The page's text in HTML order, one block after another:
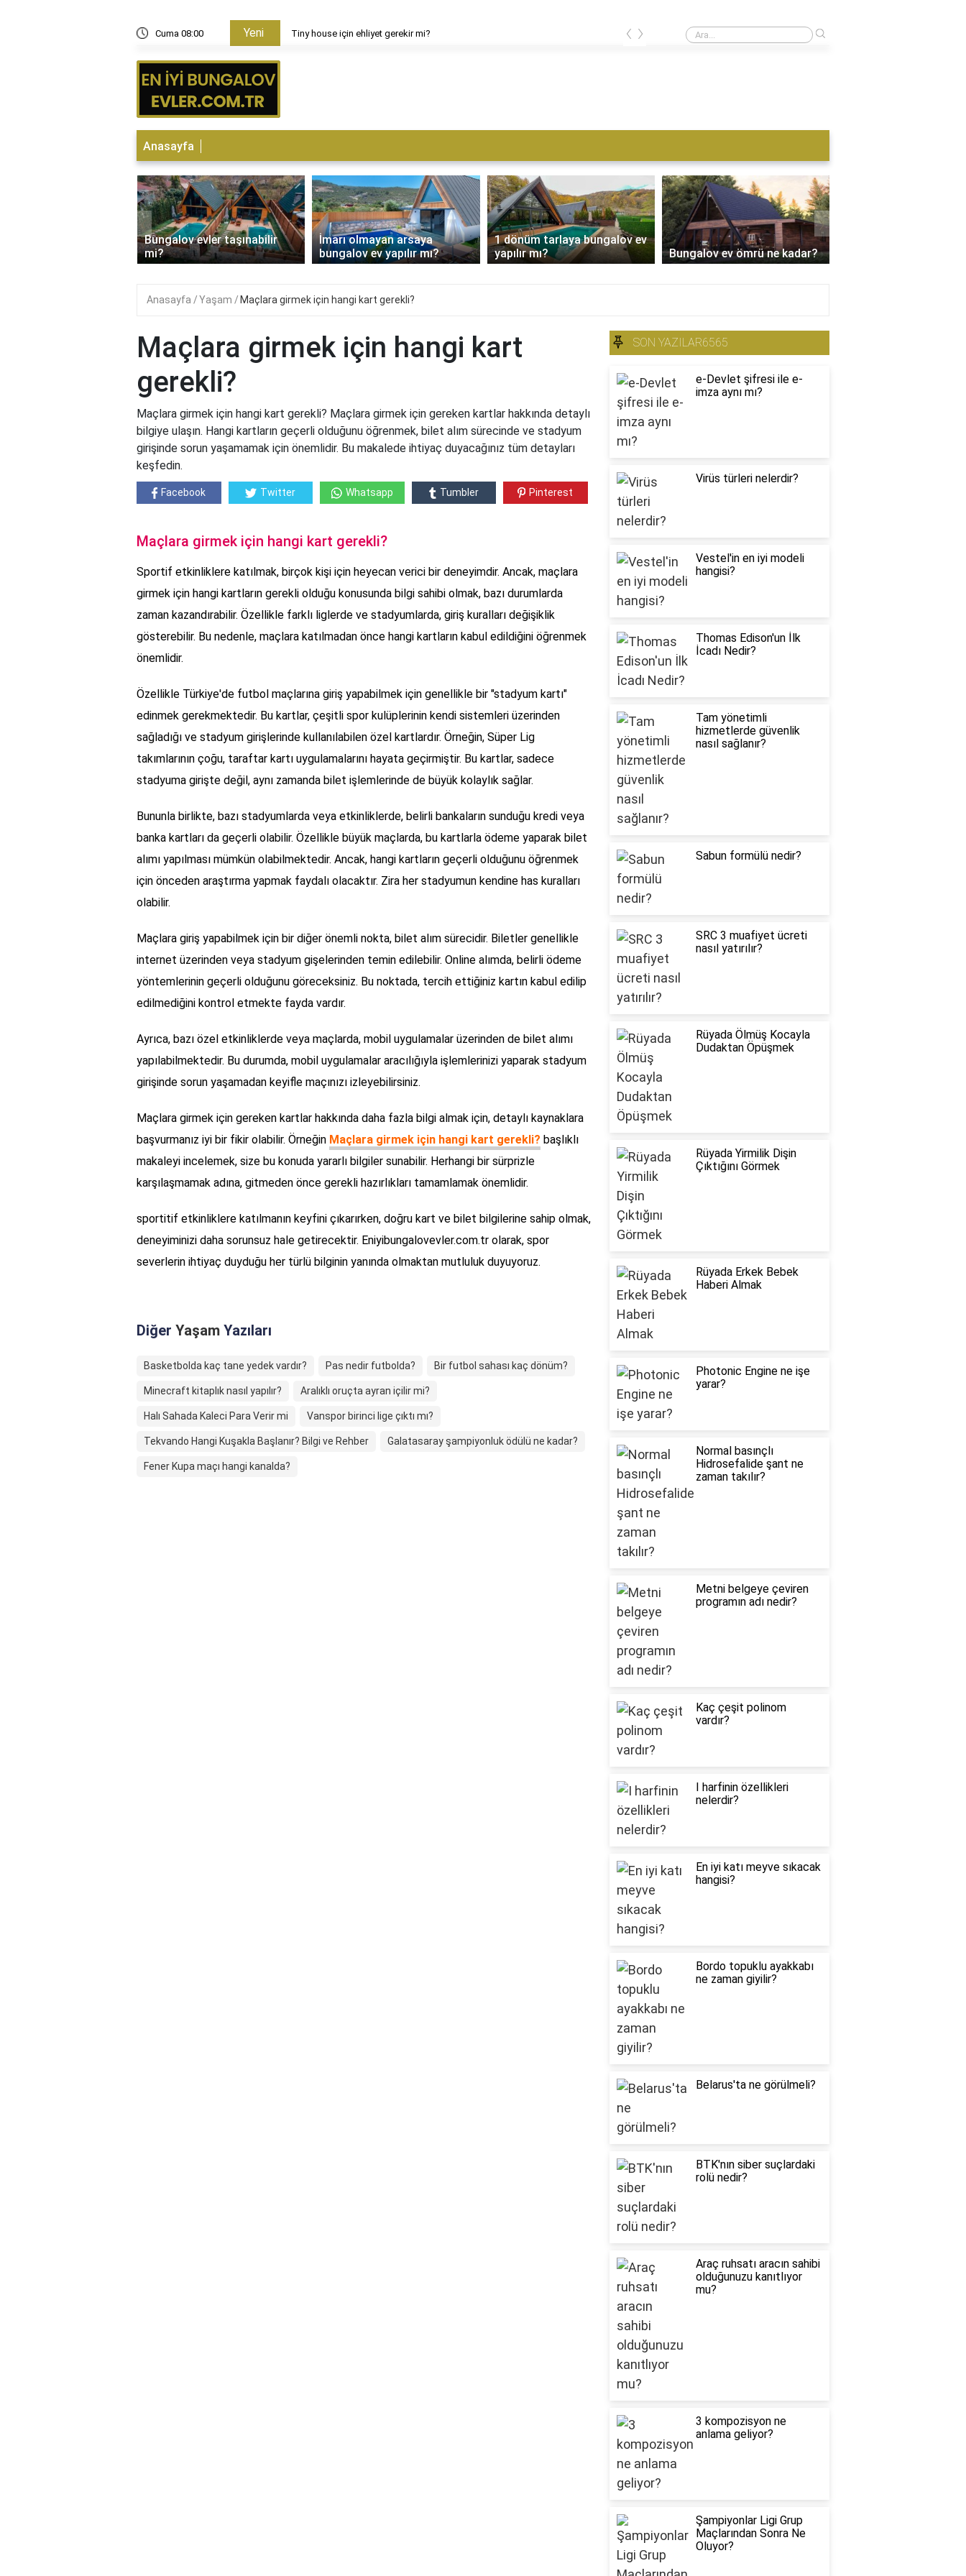
Cuma 08:00 Yeni Tiny house için ehliyet gerekir mi? Konteyner için nereye başvurulur?
‹ ›
Anasayfa
Bungalov evler taşınabilir
mi?
İmarı olmayan arsaya
bungalov ev yapılır mı?
1 dönüm tarlaya bungalov ev
yapılır mı?
Bungalov ev ömrü ne kadar?
‹ ›
Anasayfa Yaşam Maçlara girmek için hangi kart gerekli?
Maçlara girmek için hangi kart
gerekli?
Maçlara girmek için hangi kart gerekli? Maçlara girmek için gereken kartlar hakkında detaylı
bilgiye ulaşın. Hangi kartların geçerli olduğunu öğrenmek, bilet alım sürecinde ve stadyum
girişinde sorun yaşamamak için önemlidir. Bu makalede ihtiyaç duyacağınız tüm detayları
keşfedin.
Facebook Twitter Whatsapp Tumbler Pinterest
Maçlara girmek için hangi kart gerekli?
Sportif etkinliklere katılmak, birçok kişi için heyecan verici bir deneyimdir. Ancak, maçlara
girmek için hangi kartların gerekli olduğu konusunda bilgi sahibi olmak, bazı durumlarda
zaman kazandırabilir. Özellikle farklı liglerde ve stadyumlarda, giriş kuralları değişiklik
gösterebilir. Bu nedenle, maçlara katılmadan önce hangi kartların kabul edildiğini öğrenmek
önemlidir.
Özellikle Türkiye'de futbol maçlarına giriş yapabilmek için genellikle bir "stadyum kartı"
edinmek gerekmektedir. Bu kartlar, çeşitli spor kulüplerinin kendi sistemleri üzerinden
sağladığı ve stadyum girişlerinde kullanılabilen özel kartlardır. Örneğin, Süper Lig
takımlarının çoğu, taraftar kartı uygulamalarını hayata geçirmiştir. Bu kartlar, sadece
stadyuma girişte değil, aynı zamanda bilet işlemlerinde de büyük kolaylık sağlar.
Bununla birlikte, bazı stadyumlarda veya etkinliklerde, belirli bankaların sunduğu kredi veya
banka kartları da geçerli olabilir. Özellikle büyük maçlarda, bu kartlarla ödeme yaparak bilet
alımı yapılması mümkün olabilmektedir. Ancak, hangi kartların geçerli olduğunu öğrenmek
için önceden araştırma yapmak faydalı olacaktır. Zira her stadyumun kendine has kuralları
olabilir.
Maçlara giriş yapabilmek için bir diğer önemli nokta, bilet alım sürecidir. Biletler genellikle
internet üzerinden veya stadyum gişelerinden temin edilebilir. Online alımda, belirli ödeme
yöntemlerinin geçerli olduğunu göreceksiniz. Bu noktada, tercih ettiğiniz kartın kabul edilip
edilmediğini kontrol etmekte fayda vardır.
Ayrıca, bazı özel etkinliklerde veya maçlarda, mobil uygulamalar üzerinden de bilet alımı
yapılabilmektedir. Bu durumda, mobil uygulamalar aracılığıyla işlemlerinizi yaparak stadyum
girişinde sorun yaşamadan keyifle maçınızı izleyebilirsiniz.
Maçlara girmek için gereken kartlar hakkında daha fazla bilgi almak için, detaylı kaynaklara
başvurmanız iyi bir fikir olabilir. Örneğin Maçlara girmek için hangi kart gerekli? başlıklı
makaleyi incelemek, size bu konuda yararlı bilgiler sunabilir. Herhangi bir sürprizle
karşılaşmamak adına, gitmeden önce gerekli hazırlıkları tamamlamak önemlidir.
sportitif etkinliklere katılmanın keyfini çıkarırken, doğru kart ve bilet bilgilerine sahip olmak,
deneyiminizi daha sorunsuz hale getirecektir. Eniyibungalovevler.com.tr olarak, spor
severlerin ihtiyaç duyduğu her türlü bilginin yanında olmaktan mutluluk duyuyoruz.
Diğer Yaşam Yazıları
Basketbolda kaç tane yedek vardır? Pas nedir futbolda? Bir futbol sahası kaç dönüm?
Minecraft kitaplık nasıl yapılır? Aralıklı oruçta ayran içilir mi?
Halı Sahada Kaleci Para Verir mi Vanspor birinci lige çıktı mı?
Tekvando Hangi Kuşakla Başlanır? Bilgi ve Rehber Galatasaray şampiyonluk ödülü ne kadar?
Fener Kupa maçı hangi kanalda?
SON YAZILAR6565
e-Devlet şifresi ile e-
imza aynı mı?
Virüs türleri nelerdir?
Vestel'in en iyi modeli
hangisi?
Thomas Edison'un İlk
İcadı Nedir?
Tam yönetimli
hizmetlerde güvenlik
nasıl sağlanır?
Sabun formülü nedir?
SRC 3 muafiyet ücreti
nasıl yatırılır?
Rüyada Ölmüş Kocayla
Dudaktan Öpüşmek
Rüyada Yirmilik Dişin
Çıktığını Görmek
Rüyada Erkek Bebek
Haberi Almak
Photonic Engine ne işe
yarar?
Normal basınçlı
Hidrosefalide şant ne
zaman takılır?
Metni belgeye çeviren
programın adı nedir?
Kaç çeşit polinom
vardır?
I harfinin özellikleri
nelerdir?
En iyi katı meyve sıkacak
hangisi?
Bordo topuklu ayakkabı
ne zaman giyilir?
Belarus'ta ne görülmeli?
BTK'nın siber suçlardaki
rolü nedir?
Araç ruhsatı aracın sahibi
olduğunuzu kanıtlıyor
mu?
3 kompozisyon ne
anlama geliyor?
Şampiyonlar Ligi Grup
Maçlarından Sonra Ne
Oluyor?